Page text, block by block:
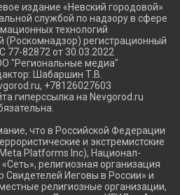
издание «Невский городовой»
службой по надзору в сфере
технологий
(Роскомнадзор) регистрационный
82872 от 30.03.2022
"Региональные медиа"
Шабаршин Т.В.
+78126027603
гиперссылка на Nevgorod.ru
что в Российской Федерации
и экстремистские
Platforms Inc), Национал-
религиозная организация
Свидетелей Иеговы в России» и
религиозные организации,